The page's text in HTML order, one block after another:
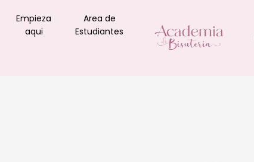
Empieza
aqui
Area de
Estudiantes